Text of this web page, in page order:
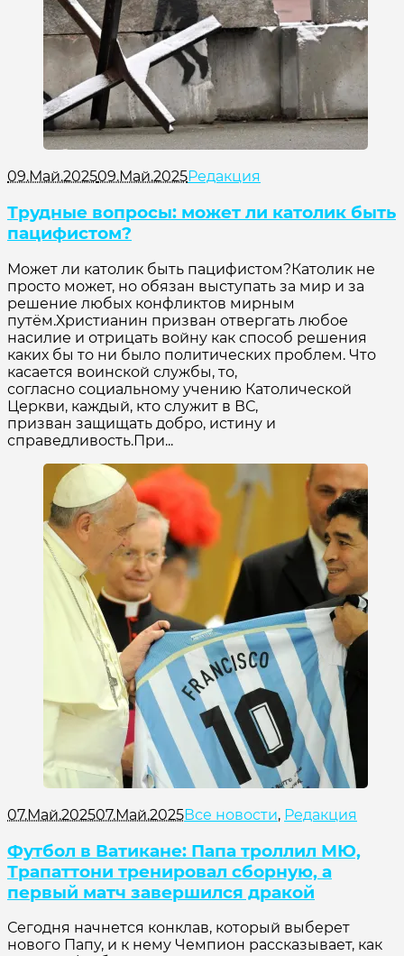
09.Май.202509.Май.2025Редакция
Трудные вопросы: может ли католик быть
пацифистом?
Может ли католик быть пацифистом?Католик не
просто может, но обязан выступать за мир и за
решение любых конфликтов мирным
путём.Христианин призван отвергать любое
насилие и отрицать войну как способ решения
каких бы то ни было политических проблем. Что
касается воинской службы, то,
согласно социальному учению Католической
Церкви, каждый, кто служит в ВС,
призван защищать добро, истину и
справедливость.При...
07.Май.202507.Май.2025Все новости, Редакция
Футбол в Ватикане: Папа троллил МЮ,
Трапаттони тренировал сборную, а
первый матч завершился дракой
Сегодня начнется конклав, который выберет
нового Папу, и к нему Чемпион рассказывает, как